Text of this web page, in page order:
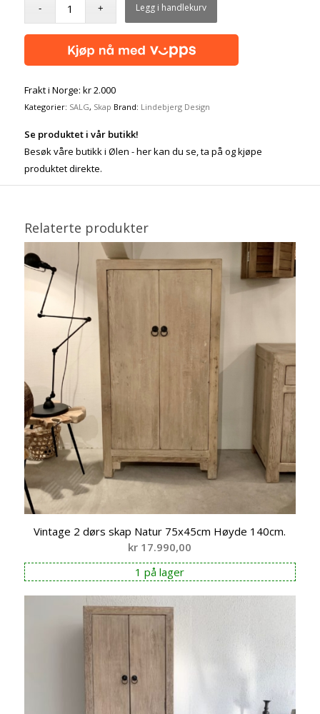
Legg i handlekurv
Frakt i Norge: kr 2.000
Kategorier: SALG, Skap Brand: Lindebjerg Design
Se produktet i vår butikk!
Besøk våre butikk i Ølen - her kan du se, ta på og kjøpe
produktet direkte.
Relaterte produkter
Vintage 2 dørs skap Natur 75x45cm Høyde 140cm.
kr 17.990,00
1 på lager